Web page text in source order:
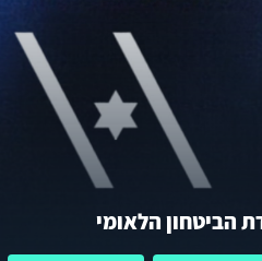
הביטחון הלאומי